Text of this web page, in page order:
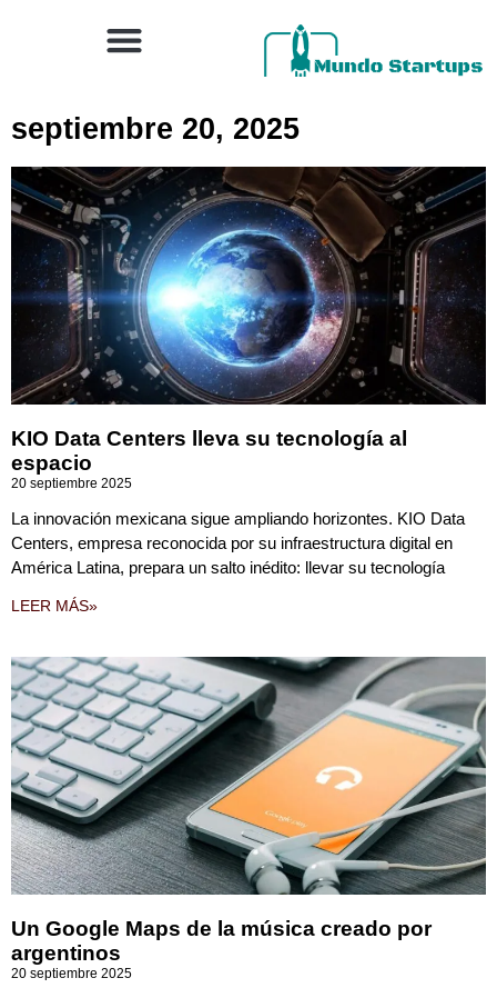
septiembre 20, 2025
KIO Data Centers lleva su tecnología al
espacio
20 septiembre 2025
La innovación mexicana sigue ampliando horizontes. KIO Data
Centers, empresa reconocida por su infraestructura digital en
América Latina, prepara un salto inédito: llevar su tecnología
LEER MÁS»
Un Google Maps de la música creado por
argentinos
20 septiembre 2025